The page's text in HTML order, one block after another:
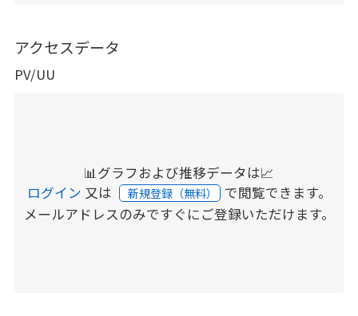
アクセスデータ
PV/UU
📊グラフおよび推移データは📈
ログイン 又は 新規登録（無料） で閲覧できます。
メールアドレスのみですぐにご登録いただけます。